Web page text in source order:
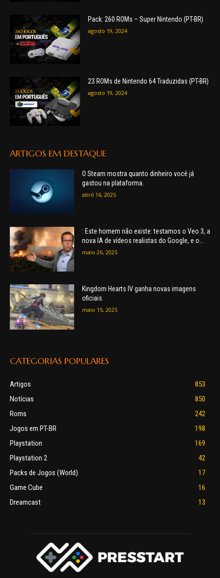
Pack: 260 ROMs – Super Nintendo (PT-BR)
agosto 19, 2024
23 ROMs de Nintendo 64 Traduzidas (PT-BR)
agosto 19, 2024
ARTIGOS EM DESTAQUE
O Steam mostra quanto dinheiro você já
gastou na plataforma.
abril 16, 2025
: Este homem não existe: testamos o Veo 3, a
nova IA de vídeos realistas do Google, e o
que vimos…
maio 26, 2025
Kingdom Hearts IV ganha novas imagens
oficiais
maio 15, 2025
CATEGORIAS POPULARES
Artigos
853
Notícias
850
Roms
242
Jogos em PT-BR
198
Playstation
169
Playstation 2
42
Packs de Jogos (World)
17
Game Cube
16
Dreamcast
13